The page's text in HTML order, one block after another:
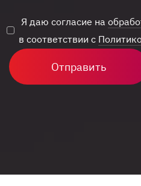
Я даю согласие на
в соответствии с
Отправить